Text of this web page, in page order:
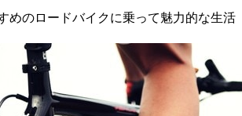
めのロードバイクに乗って魅力的な生活